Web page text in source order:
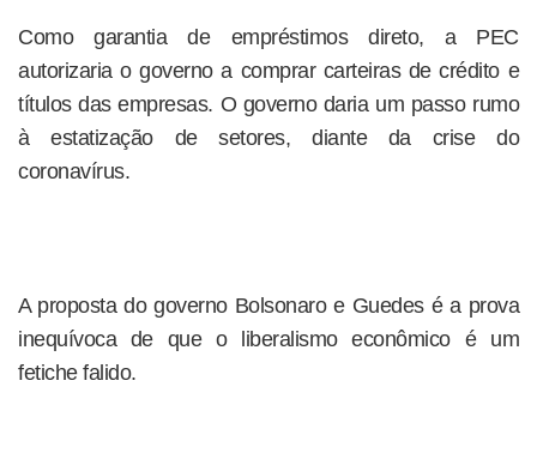
Como garantia de empréstimos direto, a PEC
autorizaria o governo a comprar carteiras de crédito e
títulos das empresas. O governo daria um passo rumo
à estatização de setores, diante da crise do
coronavírus.
A proposta do governo Bolsonaro e Guedes é a prova
inequívoca de que o liberalismo econômico é um
fetiche falido.